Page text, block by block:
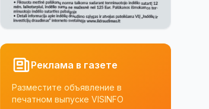
Реклама в газете
Разместите объявление в
печатном выпуске VISINFO